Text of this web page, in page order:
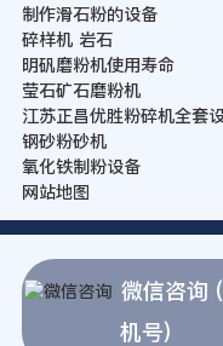
制作滑石粉的设备
碎样机 岩石
明矾磨粉机使用寿命
莹石矿石磨粉机
江苏正昌优胜粉碎机全套
钢砂粉砂机
氧化铁制粉设备
网站地图
微信咨询
机号)